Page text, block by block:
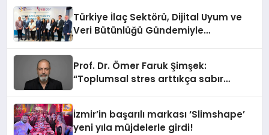
Türkiye İlaç Sektörü, Dijital Uyum ve
Veri Bütünlüğü Gündemiyle
Prof. Dr. Ömer Faruk Şimşek:
“Toplumsal stres arttıkça sabır
İzmir’in başarılı markası ‘Slimshape’
yeni yıla müjdelerle girdi!